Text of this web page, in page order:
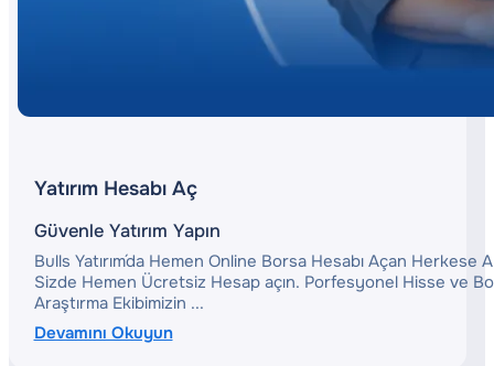
Yatırım Hesabı Aç
Güvenle Yatırım Yapın
Bulls Yatırım´da Hemen Online Borsa Hesabı Açan Herkese
Sizde Hemen Ücretsiz Hesap açın. Porfesyonel Hisse ve
Araştırma Ekibimizin ...
Devamını Okuyun